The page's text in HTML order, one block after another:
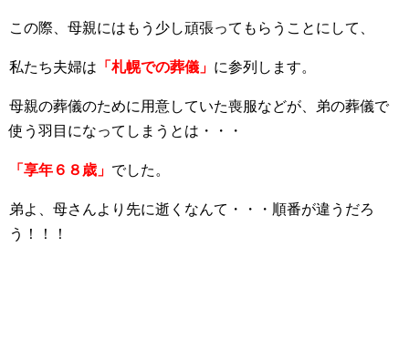
この際、母親にはもう少し頑張ってもらうことにして、
私たち夫婦は 「札幌での葬儀」 に参列します。
母親の葬儀のために用意していた喪服などが、弟の葬儀で
使う羽目になってしまうとは・・・
「享年６８歳」 でした。
弟よ、母さんより先に逝くなんて・・・順番が違うだろ
う！！！